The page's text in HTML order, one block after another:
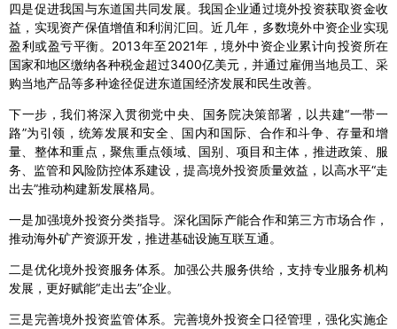
四是促进我国与东道国共同发展。我国企业通过境外投资获取资金收
益，实现资产保值增值和利润汇回。近几年，多数境外中资企业实现
盈利或盈亏平衡。2013年至2021年，境外中资企业累计向投资所在
国家和地区缴纳各种税金超过3400亿美元，并通过雇佣当地员工、采
购当地产品等多种途径促进东道国经济发展和民生改善。
下一步，我们将深入贯彻党中央、国务院决策部署，以共建“一带一
路”为引领，统筹发展和安全、国内和国际、合作和斗争、存量和增
量、整体和重点，聚焦重点领域、国别、项目和主体，推进政策、服
务、监管和风险防控体系建设，提高境外投资质量效益，以高水平“走
出去”推动构建新发展格局。
一是加强境外投资分类指导。深化国际产能合作和第三方市场合作，
推动海外矿产资源开发，推进基础设施互联互通。
二是优化境外投资服务体系。加强公共服务供给，支持专业服务机构
发展，更好赋能“走出去”企业。
三是完善境外投资监管体系。完善境外投资全口径管理，强化实施企